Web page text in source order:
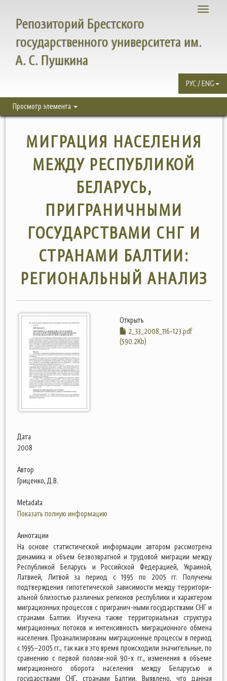
Toggle
Репозиторий Брестского
государственного университета им.
А. С. Пушкина
РУС / ENG
Просмотр элемента
МИГРАЦИЯ НАСЕЛЕНИЯ
МЕЖДУ РЕСПУБЛИКОЙ
БЕЛАРУСЬ,
ПРИГРАНИЧНЫМИ
ГОСУДАРСТВАМИ СНГ И
СТРАНАМИ БАЛТИИ:
РЕГИОНАЛЬНЫЙ АНАЛИЗ
Открыть
2_33_2008_116-123.pdf
(590.2Kb)
Дата
2008
Автор
Гриценко, Д.В.
Metadata
Показать полную информацию
Аннотации
На основе статистической информации автором рассмотрена
динамика и объем безвозвратной и трудовой миграции между
Республикой Беларусь и Российской Федерацией, Украиной,
Латвией, Литвой за период с 1995 по 2005 гг. Получены
подтверждения гипотетической зависимости между территори-
альной близостью различных регионов республики и характером
миграционных процессов с пригранич-ными государствами СНГ и
странами Балтии. Изучена также территориальная структура
миграционных потоков и интенсивность миграционного обмена
населения. Проанализированы миграционные процессы в период
с 1995–2005 гг., так как в это время происходили значительные, по
сравнению с первой полови-ной 90-х гг., изменения в объеме
миграционного оборота населения между Беларусью и
государствами СНГ, странами Балтии. Выявлено, что данная